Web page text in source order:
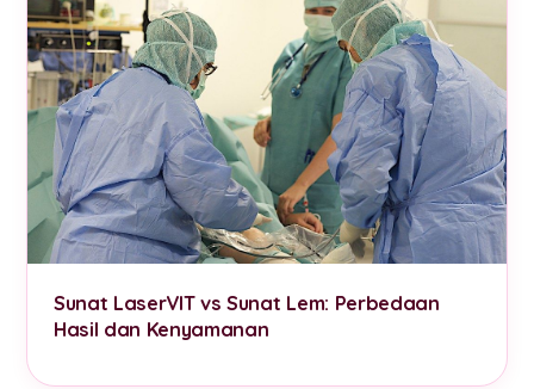
Sunat LaserVIT vs Sunat Lem: Perbedaan
Hasil dan Kenyamanan